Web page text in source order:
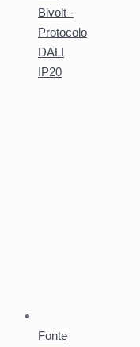
Bivolt -
Protocolo
DALI
IP20
Fonte